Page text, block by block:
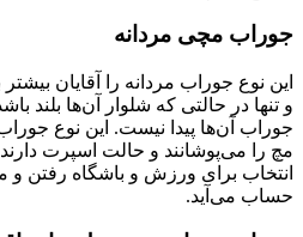
جوراب مچی مردانه
این نوع جوراب مردانه را آقایان
و تنها در حالتی که شلوار آن‌ها بلند
جوراب آن‌ها پیدا نیست. این نوع
مچ را می‌پوشانند و حالت اسپرت
انتخاب برای ورزش و باشگاه رفتن
حساب می‌آید.